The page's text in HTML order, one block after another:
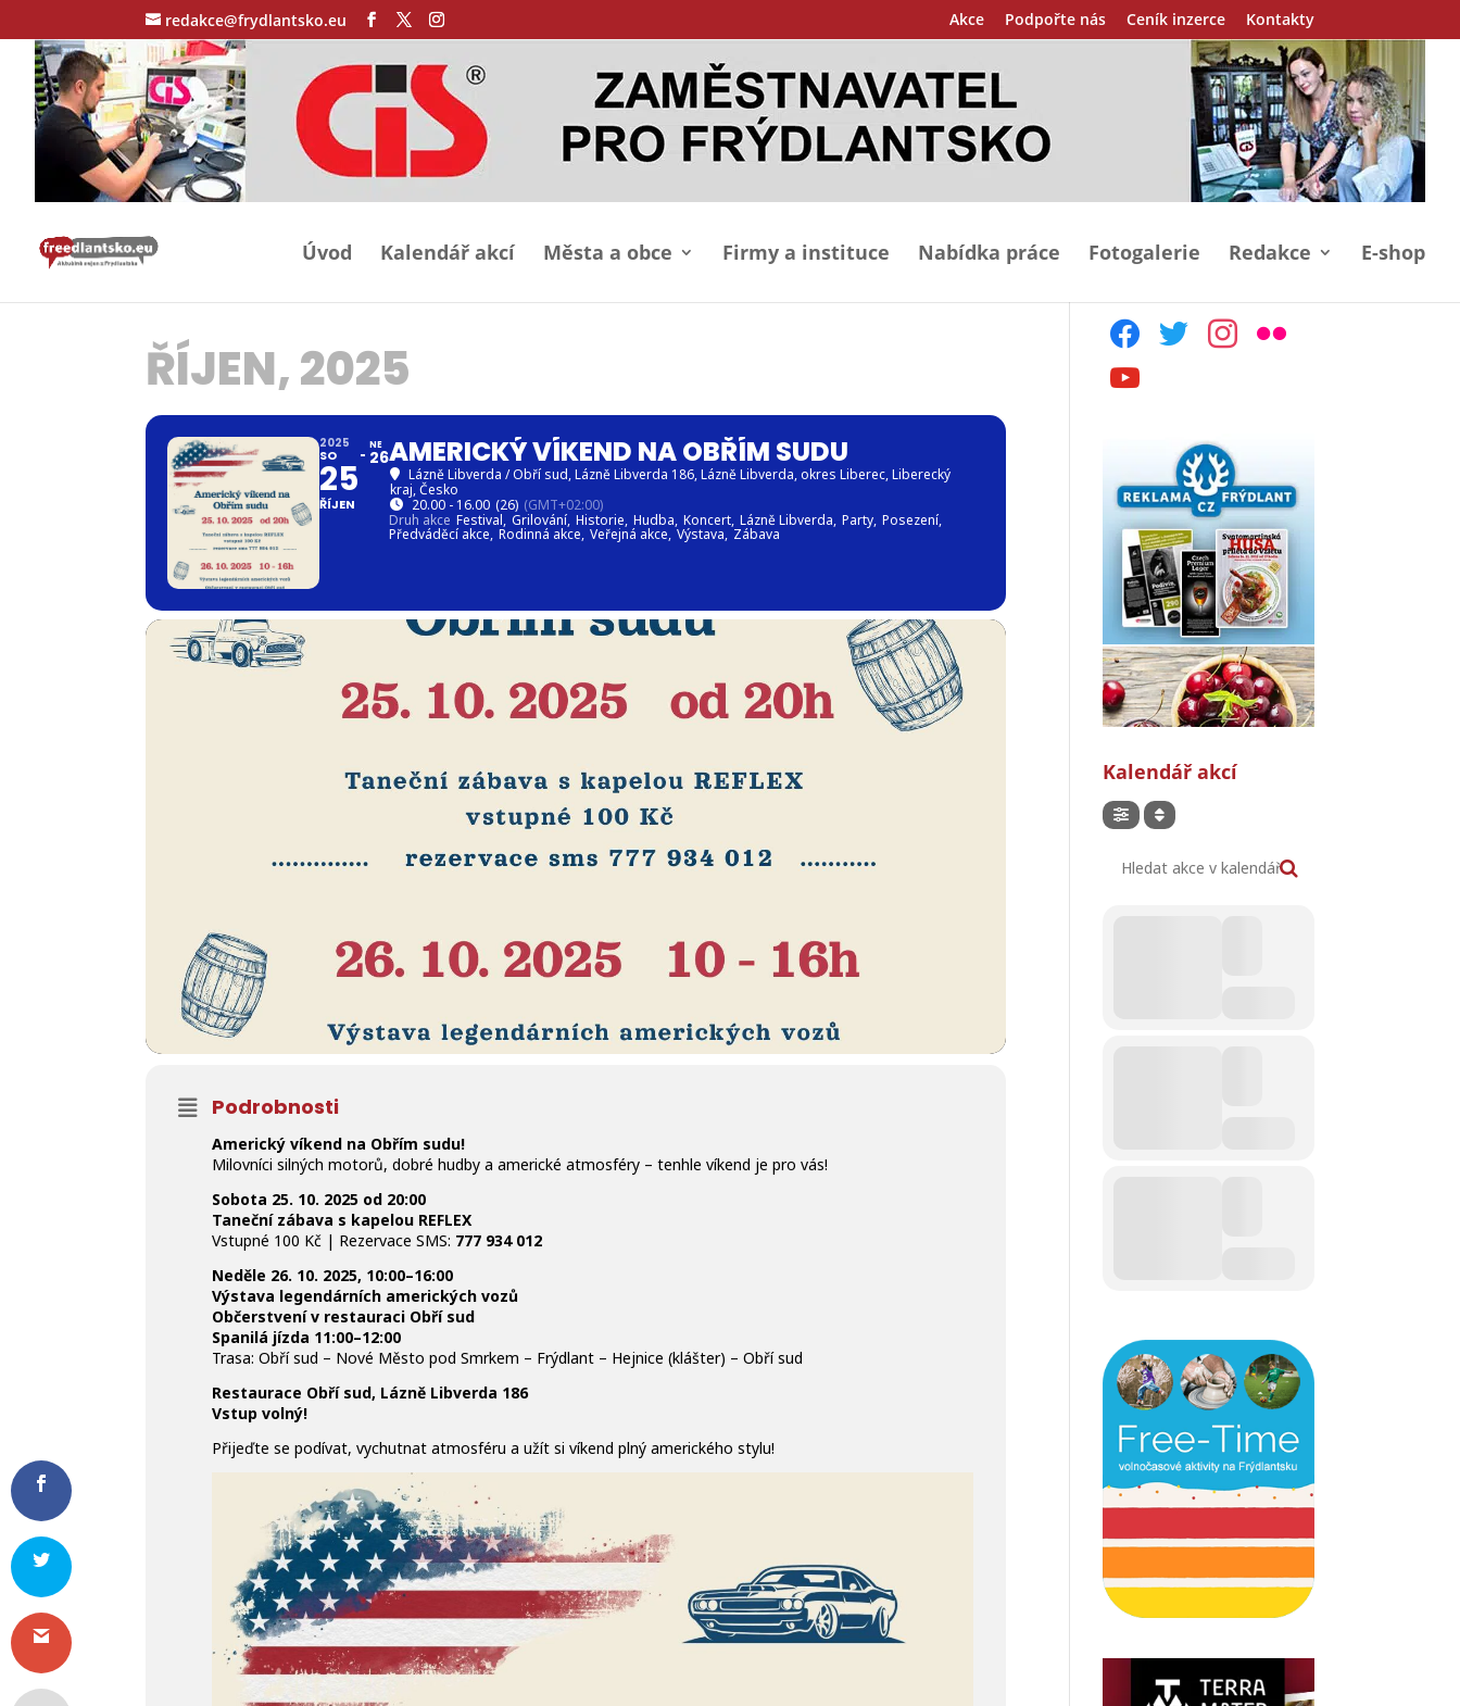
redakce@frydlantsko.eu Akce Podpořte nás Ceník inzerce Kontakty
Úvod Kalendář akcí Města a obce Firmy a instituce Nabídka práce Fotogalerie Redakce E-shop
ŘÍJEN, 2025
2025
SO
25
ŘÍJEN
NE
26AMERICKÝ VÍKEND NA OBŘÍM SUDU
Lázně Libverda / Obří sud, Lázně Libverda 186, Lázně Libverda, okres Liberec, Liberecký
kraj, Česko
20.00 - 16.00 (26) (GMT+02:00)
Druh akce Festival, Grilování, Historie, Hudba, Koncert, Lázně Libverda, Party, Posezení,
Předváděcí akce, Rodinná akce, Veřejná akce, Výstava, Zábava
Podrobnosti
Americký víkend na Obřím sudu!
Milovníci silných motorů, dobré hudby a americké atmosféry – tenhle víkend je pro vás!
Sobota 25. 10. 2025 od 20:00
Taneční zábava s kapelou REFLEX
Vstupné 100 Kč | Rezervace SMS: 777 934 012
Neděle 26. 10. 2025, 10:00–16:00
Výstava legendárních amerických vozů
Občerstvení v restauraci Obří sud
Spanilá jízda 11:00–12:00
Trasa: Obří sud – Nové Město pod Smrkem – Frýdlant – Hejnice (klášter) – Obří sud
Restaurace Obří sud, Lázně Libverda 186
Vstup volný!
Přijeďte se podívat, vychutnat atmosféru a užít si víkend plný amerického stylu!
facebooktwitter instagram
flickr
youtube
Kalendář akcí